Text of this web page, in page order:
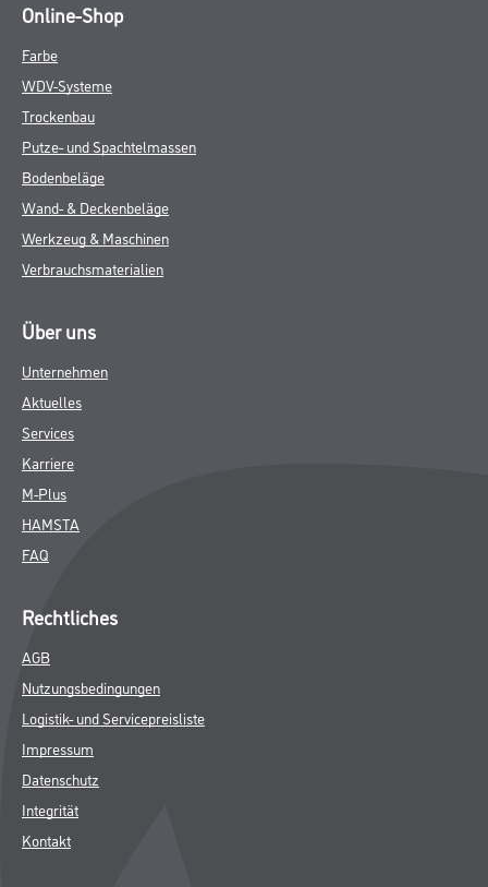
Online-Shop
Farbe
WDV-Systeme
Trockenbau
Putze- und Spachtelmassen
Bodenbeläge
Wand- & Deckenbeläge
Werkzeug & Maschinen
Verbrauchsmaterialien
Über uns
Unternehmen
Aktuelles
Services
Karriere
M-Plus
HAMSTA
FAQ
Rechtliches
AGB
Nutzungsbedingungen
Logistik- und Servicepreisliste
Impressum
Datenschutz
Integrität
Kontakt